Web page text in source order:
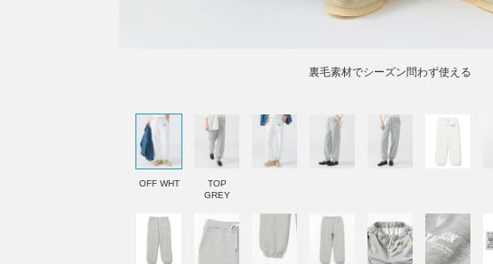
裏毛素材でシーズン問わず使える
OFF WHT
TOP
GREY